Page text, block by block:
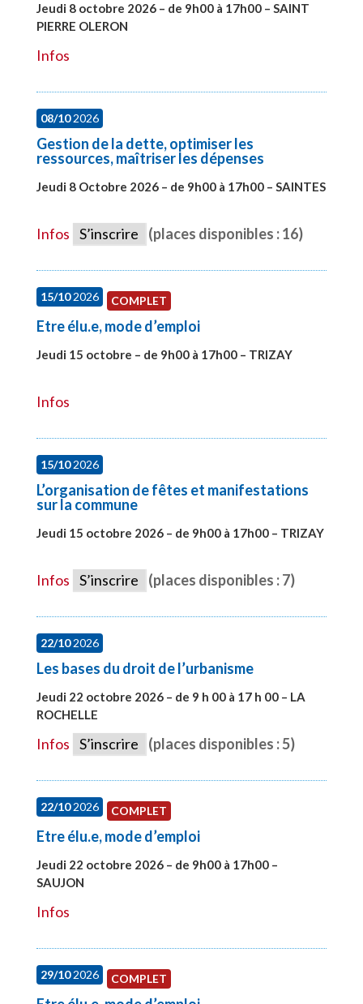
Jeudi 8 octobre 2026 – de 9h00 à 17h00 – SAINT
PIERRE OLERON
Infos
08/102026
Gestion de la dette, optimiser les
ressources, maîtriser les dépenses
Jeudi 8 Octobre 2026 – de 9h00 à 17h00 – SAINTES
Infos S’inscrire (places disponibles : 16)
15/102026 COMPLET
Etre élu.e, mode d’emploi
Jeudi 15 octobre – de 9h00 à 17h00 – TRIZAY
Infos
15/102026
L’organisation de fêtes et manifestations
sur la commune
Jeudi 15 octobre 2026 – de 9h00 à 17h00 – TRIZAY
Infos S’inscrire (places disponibles : 7)
22/102026
Les bases du droit de l’urbanisme
Jeudi 22 octobre 2026 – de 9 h 00 à 17 h 00 – LA
ROCHELLE
Infos S’inscrire (places disponibles : 5)
22/102026 COMPLET
Etre élu.e, mode d’emploi
Jeudi 22 octobre 2026 – de 9h00 à 17h00 –
SAUJON
Infos
29/102026 COMPLET